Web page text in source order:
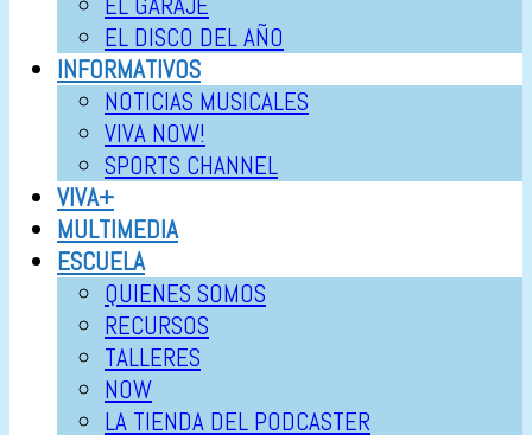
EL DISCO DEL AÑO
INFORMATIVOS
NOTICIAS MUSICALES
VIVA NOW!
SPORTS CHANNEL
VIVA+
MULTIMEDIA
ESCUELA
QUIENES SOMOS
RECURSOS
TALLERES
NOW
LA TIENDA DEL PODCASTER